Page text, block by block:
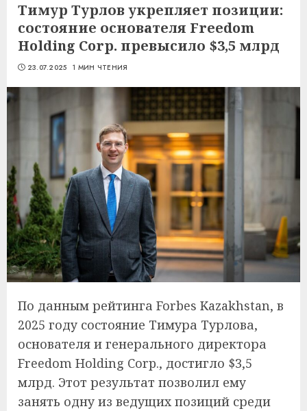
Тимур Турлов укрепляет позиции:
состояние основателя Freedom
Holding Corp. превысило $3,5 млрд
23.07.2025 1 МИН ЧТЕНИЯ
По данным рейтинга Forbes Kazakhstan, в
2025 году состояние Тимура Турлова,
основателя и генерального директора
Freedom Holding Corp., достигло $3,5
млрд. Этот результат позволил ему
занять одну из ведущих позиций среди